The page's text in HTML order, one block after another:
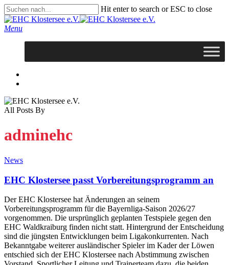
Skip
to
main
Hit enter to search or ESC to close
Close
Search
search
Menu
All Posts By
adminehc
News
EHC Klostersee passt Vorbereitungsprogramm an
Der EHC Klostersee hat Änderungen an seinem
Vorbereitungsprogramm für die Bayernliga-Saison 2026/27
vorgenommen. Die ursprünglich geplanten Testspiele gegen den
EHC Waldkraiburg finden nicht statt. Hintergrund der Entscheidung
sind die jüngsten Entwicklungen beim Ligakonkurrenten. Nach
Bekanntgabe weiterer ausländischer Spieler im Kader der Löwen
entschied sich der EHC Klostersee nach Abstimmung zwischen